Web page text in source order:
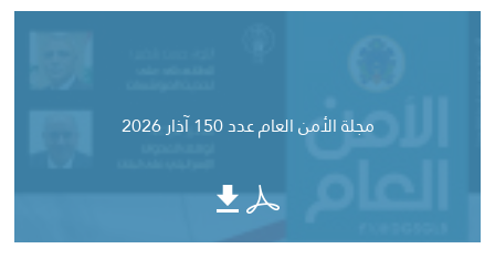
مجلة الأمن العام عدد 150 آذار 2026